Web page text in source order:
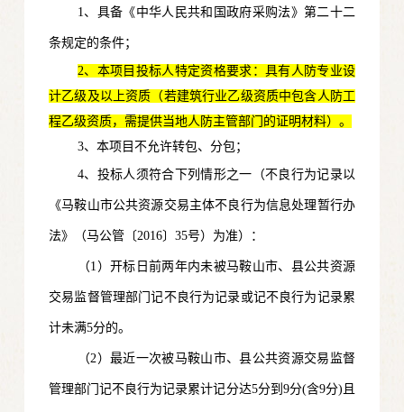
1、具备《中华人民共和国政府采购法》第二十二
条规定的条件；
2、本项目投标人特定资格要求：具有人防专业设
计乙级及以上资质（若建筑行业乙级资质中包含人防工
程乙级资质，需提供当地人防主管部门的证明材料）。
3、本项目不允许转包、分包；
4、投标人须符合下列情形之一（不良行为记录以
《马鞍山市公共资源交易主体不良行为信息处理暂行办
法》（马公管〔2016〕35号）为准）：
（1）开标日前两年内未被马鞍山市、县公共资源
交易监督管理部门记不良行为记录或记不良行为记录累
计未满5分的。
（2）最近一次被马鞍山市、县公共资源交易监督
管理部门记不良行为记录累计记分达5分到9分(含9分)且